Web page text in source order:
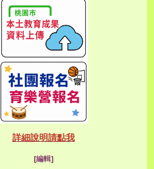
link to https://
link to https://
link to https://
link to https://
link to https://
link to https://
link to https://
link to https://
link to https://
link to https://
link to https://
link to https://
link to https://
link to https://
link to https://
link to https://
link to https://
link to https://
link to https://
link to https://
link to https://
link to https://
link to https://
link to https://
link to https://
link to https://
link to https://
link to https://
link to https://
link to https://
link to https://
link to https://
link to https://
link to https://
link to https://
link to https://
link to https://
link to https://
link to https://
link to https://
link to https://
link to https://
link to https://
link to https://
link to https://
link to https://
link to https://
link to https://
link to https://
link to https://
link to https://
link to https://
link to https://
link to https://
link to https://
link to https://
link to https://
link to https://
link to https://
ink to https://forms.gle/
詳細說明請點我
link to https://
[編輯]